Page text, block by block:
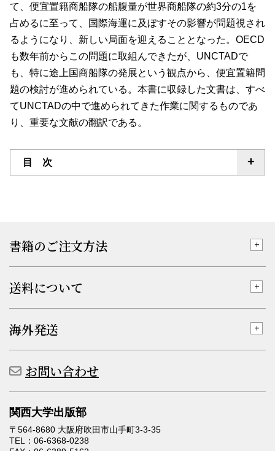
て、便宜置籍商船隊の船腹量が世界商船隊の約3分の1を
占めるに至って、国際海運に及ぼすその影響が問題視され
るようになり、新しい局面を迎えることとなった。OECD
も数年前からこの問題に取組んできたが、UNCTADで
も、特に途上国商船隊の発展という観点から、便宜置籍問
題の検討が進められている。本書に収録した文書は、すべ
てUNCTADの中で進められてきた作業に関するものであ
り、重要な文献の翻訳である。
目 次
書籍のご注文方法
送料について
海外発送
お問い合わせ
関西大学出版部
〒564-8680 大阪府吹田市山手町3-3-35
TEL：06-6368-0238